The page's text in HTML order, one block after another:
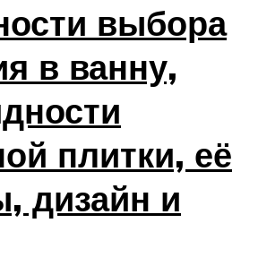
выбора
в ванну,
плитки, её
дизайн и